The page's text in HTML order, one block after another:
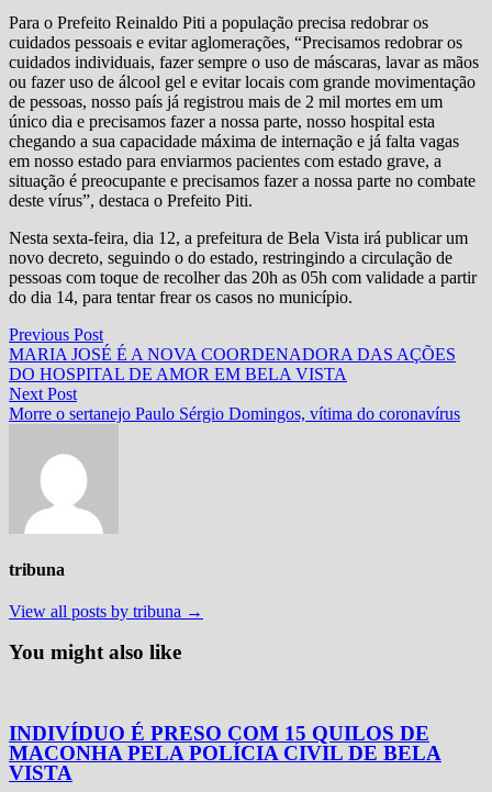
Para o Prefeito Reinaldo Piti a população precisa redobrar os
cuidados pessoais e evitar aglomerações, “Precisamos redobrar os
cuidados individuais, fazer sempre o uso de máscaras, lavar as mãos
ou fazer uso de álcool gel e evitar locais com grande movimentação
de pessoas, nosso país já registrou mais de 2 mil mortes em um
único dia e precisamos fazer a nossa parte, nosso hospital esta
chegando a sua capacidade máxima de internação e já falta vagas
em nosso estado para enviarmos pacientes com estado grave, a
situação é preocupante e precisamos fazer a nossa parte no combate
deste vírus”, destaca o Prefeito Piti.
Nesta sexta-feira, dia 12, a prefeitura de Bela Vista irá publicar um
novo decreto, seguindo o do estado, restringindo a circulação de
pessoas com toque de recolher das 20h as 05h com validade a partir
do dia 14, para tentar frear os casos no município.
Navegação
de
Post
Previous PostPrevious
post:
MARIA JOSÉ É A NOVA COORDENADORA DAS AÇÕES
DO HOSPITAL DE AMOR EM BELA VISTA
Next PostNext
post:
Morre o sertanejo Paulo Sérgio Domingos, vítima do coronavírus
tribuna
View all posts by tribuna →
You might also like
INDIVÍDUO É PRESO COM 15 QUILOS DE
MACONHA PELA POLÍCIA CIVIL DE BELA
VISTA